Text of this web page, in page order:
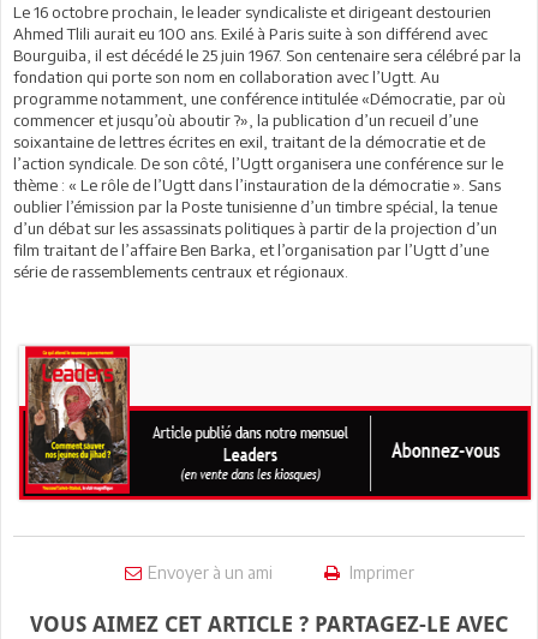
Le 16 octobre prochain, le leader syndicaliste et dirigeant destourien
Ahmed Tlili aurait eu 100 ans. Exilé à Paris suite à son différend avec
Bourguiba, il est décédé le 25 juin 1967. Son centenaire sera célébré par la
fondation qui porte son nom en collaboration avec l’Ugtt. Au
programme notamment, une conférence intitulée «Démocratie, par où
commencer et jusqu’où aboutir ?», la publication d’un recueil d’une
soixantaine de lettres écrites en exil, traitant de la démocratie et de
l’action syndicale. De son côté, l’Ugtt organisera une conférence sur le
thème : « Le rôle de l’Ugtt dans l’instauration de la démocratie ». Sans
oublier l’émission par la Poste tunisienne d’un timbre spécial, la tenue
d’un débat sur les assassinats politiques à partir de la projection d’un
film traitant de l’affaire Ben Barka, et l’organisation par l’Ugtt d’une
série de rassemblements centraux et régionaux.
Envoyer à un ami Imprimer
VOUS AIMEZ CET ARTICLE ? PARTAGEZ-LE AVEC